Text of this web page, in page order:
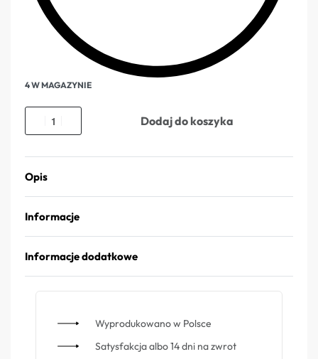
4 W MAGAZYNIE
Dodaj do koszyka
Opis
Informacje
Informacje dodatkowe
Wyprodukowano w Polsce
Satysfakcja albo 14 dni na zwrot